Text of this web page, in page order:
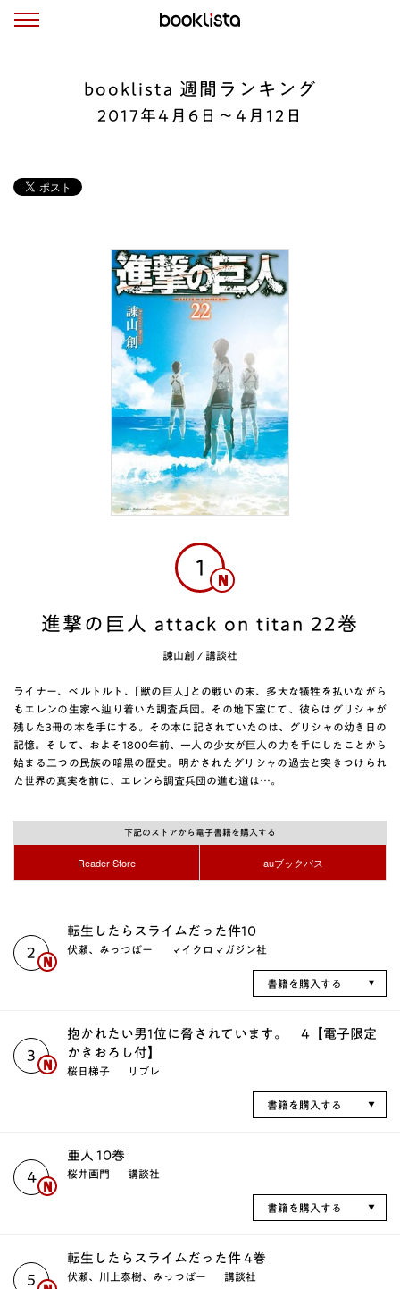
booklista 週間ランキング
2017年4月6日〜4月12日
1
進撃の巨人 attack on titan 22巻
諫山創 / 講談社
ライナー、ベルトルト、｢獣の巨人｣との戦いの末、多大な犠牲を払いながら
もエレンの生家へ辿り着いた調査兵団。その地下室にて、彼らはグリシャが
残した3冊の本を手にする。その本に記されていたのは、グリシャの幼き日の
記憶。そして、およそ1800年前、一人の少女が巨人の力を手にしたことから
始まる二つの民族の暗黒の歴史。明かされたグリシャの過去と突きつけられ
た世界の真実を前に、エレンら調査兵団の進む道は…。
下記のストアから電子書籍を購入する
Reader Store auブックパス
2
転生したらスライムだった件10
伏瀬、みっつばー マイクロマガジン社
書籍を購入する
3
抱かれたい男1位に脅されています。 4【電子限定
かきおろし付】
桜日梯子 リブレ
書籍を購入する
4
亜人 10巻
桜井画門 講談社
書籍を購入する
5
転生したらスライムだった件 4巻
伏瀬、川上泰樹、みっつばー 講談社